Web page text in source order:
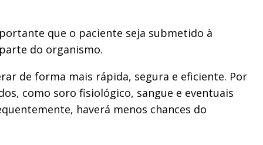
que o paciente seja submetido à
do organismo.
de forma mais rápida, segura e eficiente. Por
como soro fisiológico, sangue e eventuais
haverá menos chances do